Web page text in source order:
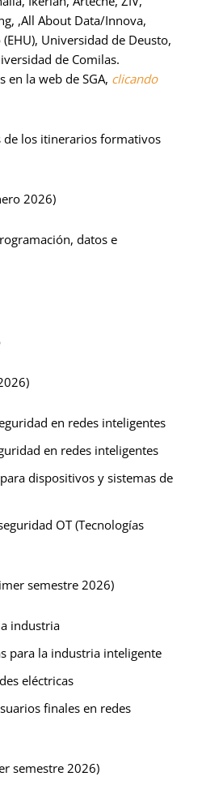
,All About Data/Innova,
Universidad de Deusto,
de Comilas.
en la web de SGA, clicando
de los itinerarios formativos
2026)
datos e
en redes inteligentes
en redes inteligentes
dispositivos y sistemas de
OT (Tecnologías
semestre 2026)
industria
para la industria inteligente
eléctricas
finales en redes
semestre 2026)